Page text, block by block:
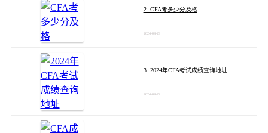
2. CFA考多少分及格
2024-04-29
3. 2024年CFA考试成绩查询地址
2024-04-24